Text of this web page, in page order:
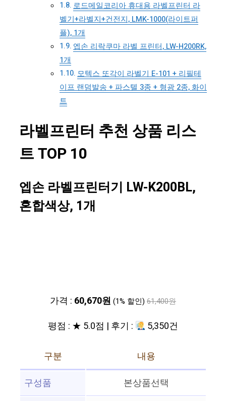
로드메일코리아 휴대용 라벨프린터 라
벨기+라벨지+건전지, LMK-1000(라이트퍼
플), 1개
엡손 리락쿠마 라벨 프린터, LW-H200RK,
1개
모텍스 또각이 라벨기 E-101 + 리필테
이프 랜덤발송 + 파스텔 3종 + 형광 2종, 화이
트
라벨프린터 추천 상품 리스
트 TOP 10
엡손 라벨프린터기 LW-K200BL,
혼합색상, 1개
가격 : 60,670원 (1% 할인) 61,400원
평점 : ★ 5.0점 | 후기 : 5,350건
구분
내용
구성품
본상품선택